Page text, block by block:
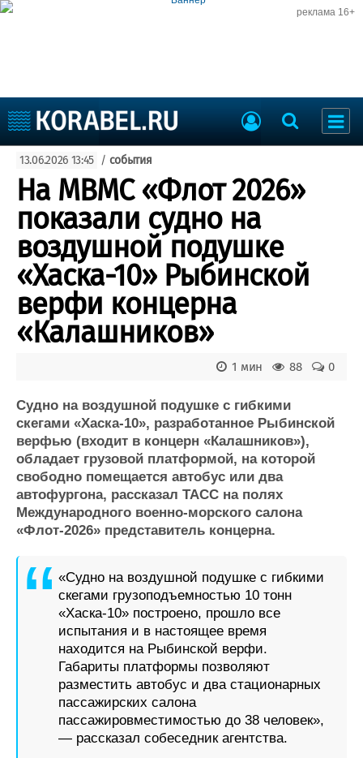
реклама 16+
Судоходство
Судоремонт
События
Порты
ВМФ
Образование
Яхты и катера
Еще
Судостроение
Пульс
Репутация
Работа
Крюинг
Журнал
Реклама
Торговая площадка
Доска объявлений
Продажа флота
Изделия
Материалы
Услуги
Конференции
Личности
Словарь
Флот
Форум
Отзывы
Все службы
13.06.2026 13:45 / события
На МВМС «Флот 2026»
показали судно на
воздушной подушке
«Хаска-10» Рыбинской
верфи концерна
«Калашников»
0
88
1 мин
Судно на воздушной подушке с гибкими
скегами «Хаска-10», разработанное Рыбинской
верфью (входит в концерн «Калашников»),
обладает грузовой платформой, на которой
свободно помещается автобус или два
автофургона, рассказал ТАСС на полях
Международного военно-морского салона
«Флот-2026» представитель концерна.
«Судно на воздушной подушке с гибкими
скегами грузоподъемностью 10 тонн
«Хаска-10» построено, прошло все
испытания и в настоящее время
находится на Рыбинской верфи.
Габариты платформы позволяют
разместить автобус и два стационарных
пассажирских салона
пассажировместимостью до 38 человек»,
— рассказал собеседник агентства.